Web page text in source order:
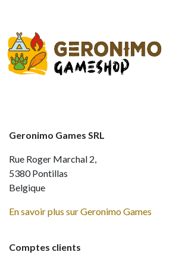
Comptes clients
Geronimo Games SRL
Rue Roger Marchal 2,
5380 Pontillas
Belgique
En savoir plus sur Geronimo Games